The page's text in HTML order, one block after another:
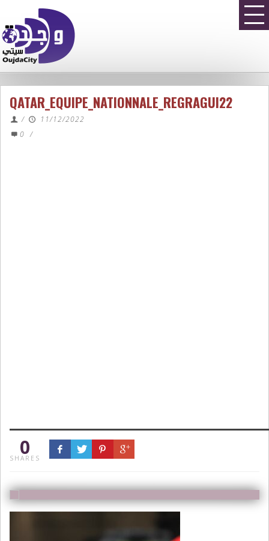
QATAR_EQUIPE_NATIONNALE_REGRAGUI22
/
11/12/2022
0 /
0
SHARES